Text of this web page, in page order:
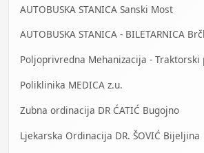
AUTOBUSKA STANICA Sanski Most
AUTOBUSKA STANICA - BILETARNICA
Poljoprivredna Mehanizacija - Traktorski
Poliklinika MEDICA z.u.
Zubna ordinacija DR ĆATIĆ Bugojno
Ljekarska Ordinacija DR. ŠOVIĆ Bijeljina